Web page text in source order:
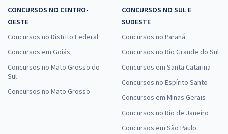
CONCURSOS NO CENTRO-
OESTE
Concursos no Distrito Federal
Concursos em Goiás
Concursos no Mato Grosso do
Sul
Concursos no Mato Grosso
CONCURSOS NO SUL E
SUDESTE
Concursos no Paraná
Concursos no Rio Grande do Sul
Concursos em Santa Catarina
Concursos no Espírito Santo
Concursos em Minas Gerais
Concursos no Rio de Janeiro
Concursos em São Paulo